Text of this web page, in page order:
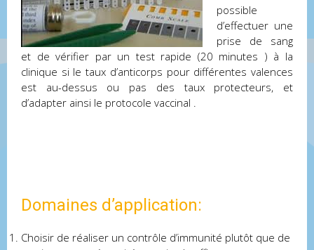
possible
d’effectuer une
prise de sang
et de vérifier par un test rapide (20 minutes ) à la
clinique si le taux d’anticorps pour différentes valences
est au-dessus ou pas des taux protecteurs, et
d’adapter ainsi le protocole vaccinal .
Domaines d’application:
Choisir de réaliser un contrôle d’immunité plutôt que de